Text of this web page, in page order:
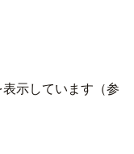
示しています（参